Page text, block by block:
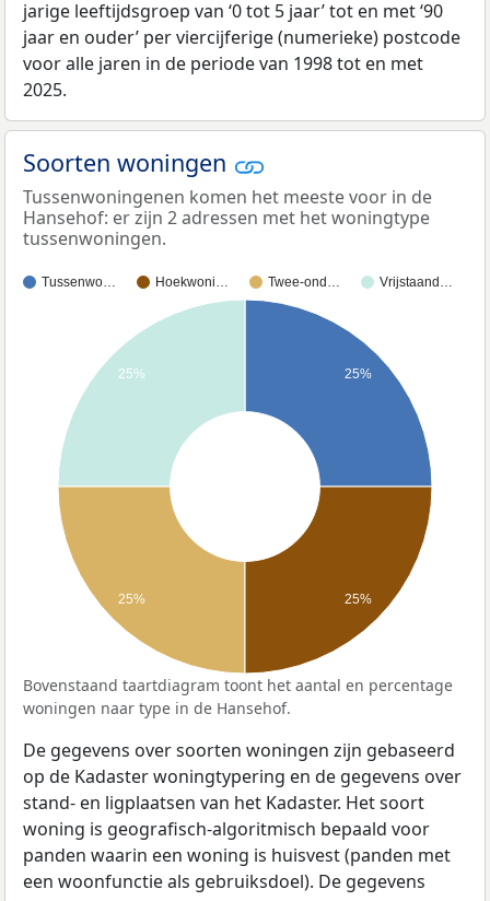
jarige leeftijdsgroep van ‘0 tot 5 jaar’ tot en met ‘90
jaar en ouder’ per viercijferige (numerieke) postcode
voor alle jaren in de periode van 1998 tot en met
2025.
Soorten woningen
Tussenwoningenen komen het meeste voor in de
Hansehof: er zijn 2 adressen met het woningtype
tussenwoningen.
Tussenwo… Hoekwoni… Twee-ond… Vrijstaand…
25%
25%
25% 25%
Bovenstaand taartdiagram toont het aantal en percentage
woningen naar type in de Hansehof.
De gegevens over soorten woningen zijn gebaseerd
op de Kadaster woningtypering en de gegevens over
stand- en ligplaatsen van het Kadaster. Het soort
woning is geografisch-algoritmisch bepaald voor
panden waarin een woning is huisvest (panden met
een woonfunctie als gebruiksdoel). De gegevens